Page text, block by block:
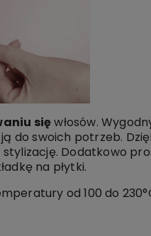
sięwłosów.
do swoich potrzeb.
Dodatkowo
na płytki.
od 100 do